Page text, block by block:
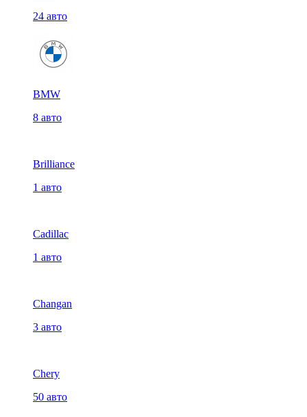
24 авто
BMW
8 авто
Brilliance
1 авто
Cadillac
1 авто
Changan
3 авто
Chery
50 авто